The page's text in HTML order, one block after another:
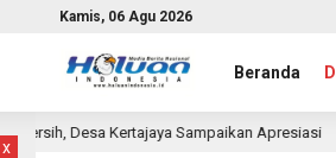
Kamis, 06 Agu 2026
Beranda
x
Sampaikan Apresiasi 13 jam lalu